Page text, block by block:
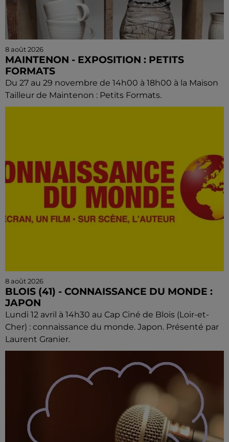
8 août 2026
MAINTENON - EXPOSITION : PETITS
FORMATS
Du 27 au 29 novembre de 14h00 à 18h00 à la Maison
Tailleur de Maintenon : Petits Formats.
8 août 2026
BLOIS (41) - CONNAISSANCE DU MONDE :
JAPON
Lundi 12 avril à 14h30 au Cap Ciné de Blois (Loir-et-
Cher) : connaissance du monde. Japon. Présenté par
Laurent Granier.